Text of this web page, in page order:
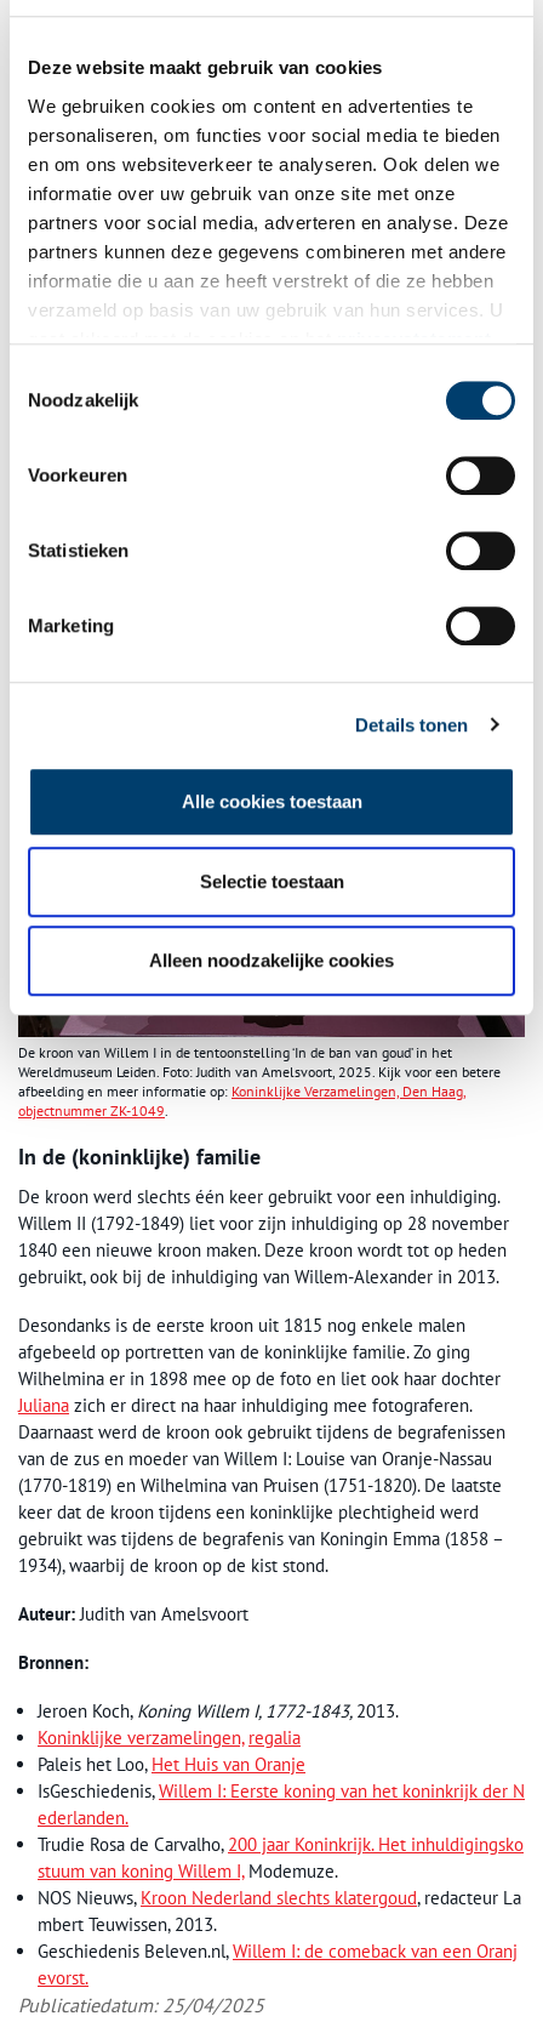
Deze website maakt gebruik van cookies
We gebruiken cookies om content en advertenties te
personaliseren, om functies voor social media te bieden
en om ons websiteverkeer te analyseren. Ook delen we
informatie over uw gebruik van onze site met onze
partners voor social media, adverteren en analyse. Deze
partners kunnen deze gegevens combineren met andere
informatie die u aan ze heeft verstrekt of die ze hebben
verzameld op basis van uw gebruik van hun services. U
Noodzakelijk
Voorkeuren
Statistieken
Marketing
Details tonen
Alle cookies toestaan
Selectie toestaan
Alleen noodzakelijke cookies
Raad van Adelin 1814 en 1815 bewaard is gebleven, is er geen
rekening van de kroon of andere regalia terug gevonden. Wel is
bekend dat Willem I persoonlijk was betrokken bij de vormgeving
van de kroon.
Er werd gekozen voor een ontwerp van de voormalig
hofleverancier van Lodewijk Napoleon: juweliersfirma Ciovino &
gebr. Truffino uit Amsterdam. Uiteindelijk zou de Brusselse
vergulder Pierre Meijer het Amsterdamse ontwerp uitvoeren in
verguld koper. Samen met de andere regalia – scepter, rijksappel
Tijdens de Belgische opstand, vijftien jaar na de inhuldiging van
Door deze hatelijke
opmerking wordt er soms nu nog steeds in de literatuur vermeldt
De kroon van Willem I in de tentoonstelling ‘In de ban van goud’ in het
Wereldmuseum Leiden. Foto: Judith van Amelsvoort, 2025. Kijk voor een betere
afbeelding en meer informatie op: Koninklijke Verzamelingen, Den Haag,
objectnummer ZK-1049
In de (koninklijke) familie
De kroon werd slechts één keer gebruikt voor een inhuldiging.
Willem II (1792-1849) liet voor zijn inhuldiging op 28 november
1840 een nieuwe kroon maken. Deze kroon wordt tot op heden
gebruikt, ook bij de inhuldiging van Willem-Alexander in 2013.
Desondanks is de eerste kroon uit 1815 nog enkele malen
afgebeeld op portretten van de koninklijke familie. Zo ging
Wilhelmina er in 1898 mee op de foto en liet ook haar dochter
Juliana zich er direct na haar inhuldiging mee fotograferen.
Daarnaast werd de kroon ook gebruikt tijdens de begrafenissen
van de zus en moeder van Willem I: Louise van Oranje-Nassau
(1770-1819) en Wilhelmina van Pruisen (1751-1820). De laatste
keer dat de kroon tijdens een koninklijke plechtigheid werd
gebruikt was tijdens de begrafenis van Koningin Emma (1858 –
1934), waarbij de kroon op de kist stond.
Auteur: Judith van Amelsvoort
Bronnen:
Jeroen Koch, Koning Willem I, 1772-1843, 2013.
Koninklijke verzamelingen, regalia
Paleis het Loo, Het Huis van Oranje
IsGeschiedenis,Willem I: Eerste koning van het koninkrijk der N
ederlanden.
Trudie Rosa de Carvalho, 200 jaar Koninkrijk. Het inhuldigingsko
stuum van koning Willem I,Modemuze.
NOS Nieuws, Kroon Nederland slechts klatergoud, redacteur La
mbert Teuwissen, 2013.
Geschiedenis Beleven.nl,Willem I: de comeback van een Oranj
evorst.
Publicatiedatum: 25/04/2025